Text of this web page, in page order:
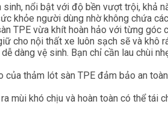
nổi bật với độ bền vượt trội, khả
khỏe người dùng nhờ không chứa
TPE vừa khít hoàn hảo với từng góc
cho nội thất xe luôn sạch sẽ và khô
dàng vệ sinh. Bạn chỉ cần lau chùi
thảm lót sàn TPE đảm bảo an
mùi khó chịu và hoàn toàn có thể tái